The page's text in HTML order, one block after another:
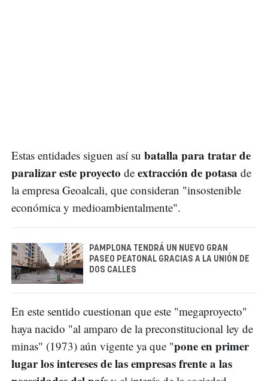
Estas entidades siguen así su batalla para tratar de
paralizar este proyecto de extracción de potasa de
la empresa Geoalcali, que consideran "insostenible
económica y medioambientalmente".
PAMPLONA TENDRÁ UN NUEVO GRAN
PASEO PEATONAL GRACIAS A LA UNIÓN DE
DOS CALLES
En este sentido cuestionan que este "megaproyecto"
haya nacido "al amparo de la preconstitucional ley de
minas" (1973) aún vigente ya que "pone en primer
lugar los intereses de las empresas frente a las